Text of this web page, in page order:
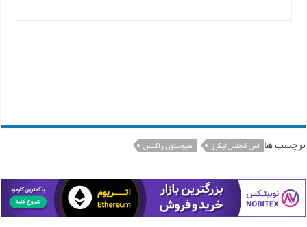
برچسب ها لس آنجلس لیکرز هیوستون راکتس